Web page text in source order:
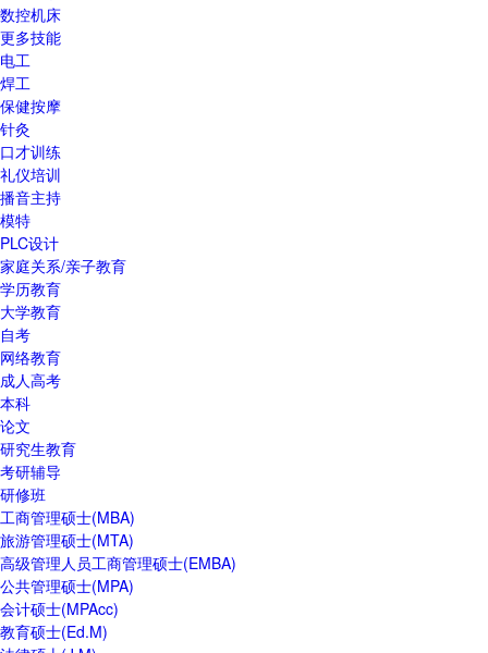
数控机床
更多技能
电工
焊工
保健按摩
针灸
口才训练
礼仪培训
播音主持
模特
PLC设计
家庭关系/亲子教育
学历教育
大学教育
自考
网络教育
成人高考
本科
论文
研究生教育
考研辅导
研修班
工商管理硕士(MBA)
旅游管理硕士(MTA)
高级管理人员工商管理硕士(EMBA)
公共管理硕士(MPA)
会计硕士(MPAcc)
教育硕士(Ed.M)